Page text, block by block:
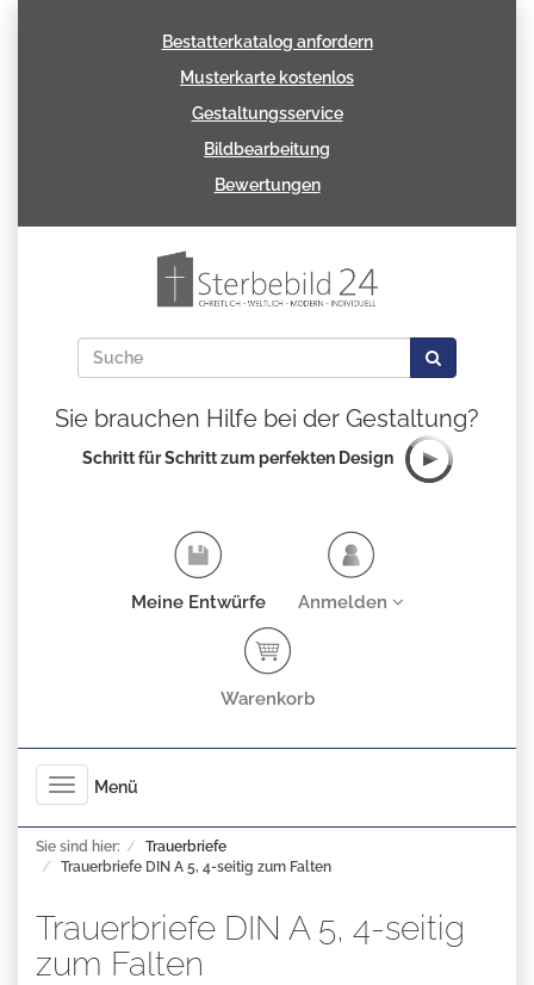
Bestatterkatalog anfordern
Musterkarte kostenlos
Gestaltungsservice
Bildbearbeitung
Bewertungen
Sie brauchen Hilfe bei der Gestaltung?
Schritt für Schritt zum perfekten Design
Meine Entwürfe Anmelden
Warenkorb
Toggle
navigation
Menü
Sie sind hier:
Trauerbriefe
Trauerbriefe DIN A 5, 4-seitig zum Falten
Trauerbriefe DIN A 5, 4-seitig
zum Falten